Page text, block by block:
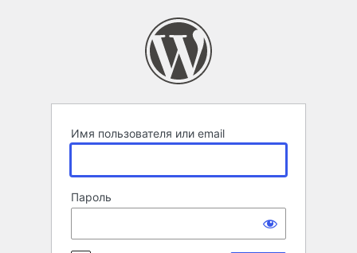
Имя пользователя или email
Пароль